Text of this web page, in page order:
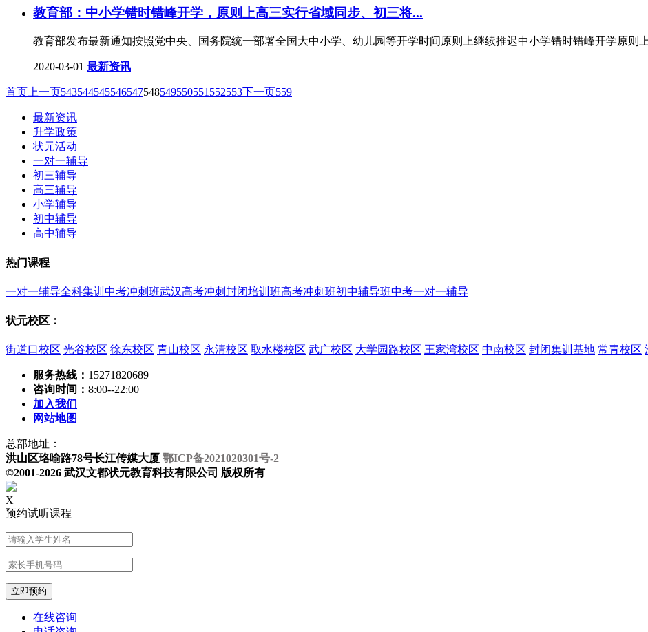
教育部：中小学错时错峰开学，原则上高三实行省域同步、初三将...
教育部发布最新通知按照党中央、国务院统一部署全国大中小学、幼儿园等开学时间原则上继续推迟中小学错时错峰开学原则
2020-03-01 最新资讯
首页 上一页543544545546547548549550551 552553下一页559
最新资讯
升学政策
状元活动
一对一辅导
初三辅导
高三辅导
小学辅导
初中辅导
高中辅导
热门课程
一对一辅导全科集训 中考冲刺班武汉高考冲刺封闭培训班高考冲刺班初中辅导班中考一对一辅导
状元校区：
街道口校区 光谷校区 徐东校区 青山校区 永清校区 取水楼校区 武广校区 大学园路校区 王家湾校区 中南校区 封闭集训基地 常青校区
服务热线： 15271820689
咨询时间： 8:00--22:00
加入我们
网站地图
总部地址：
洪山区珞喻路78号长江传媒大厦 鄂ICP备2021020301号-2
©2001-2026 武汉文都状元教育科技有限公司 版权所有
X
预约试听课程
在线咨询